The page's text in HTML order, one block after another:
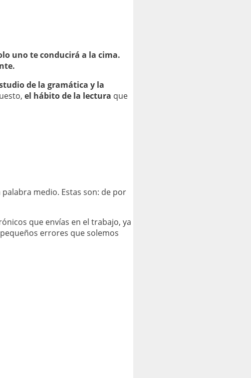
uno te conducirá a la cima.
de la gramática y la
el hábito de la lectura que
medio. Estas son: de por
que envías en el trabajo, ya
errores que solemos